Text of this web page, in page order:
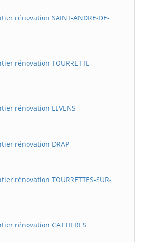
rénovation SAINT-ANDRE-DE-
rénovation TOURRETTE-
rénovation LEVENS
rénovation DRAP
rénovation TOURRETTES-SUR-
rénovation GATTIERES